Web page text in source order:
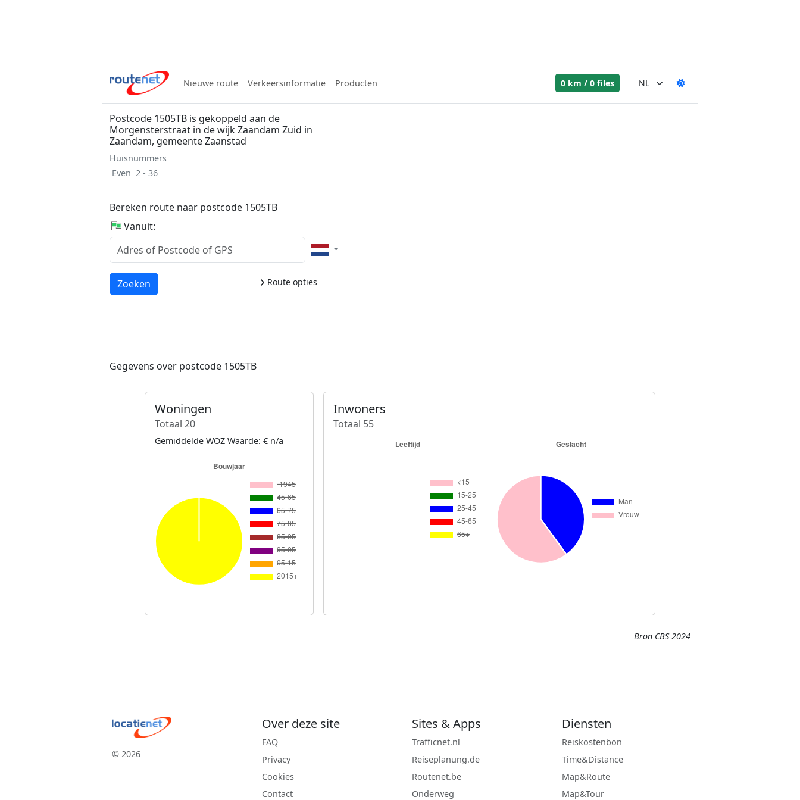
Nieuwe route Verkeersinformatie Producten 0 km / 0 files
Postcode 1505TB is gekoppeld aan de
Morgensterstraat in de wijk Zaandam Zuid in
Zaandam, gemeente Zaanstad
Huisnummers
Even 2 - 36
Bereken route naar postcode 1505TB
Vanuit:
Route opties
Laden...
Zoeken
Gegevens over postcode 1505TB
Woningen
Totaal 20
Gemiddelde WOZ Waarde: € n/a
Inwoners
Totaal 55
Bron CBS 2024
© 2026
Over deze site
FAQ
Privacy
Cookies
Contact
Sites & Apps
Trafficnet.nl
Reiseplanung.de
Routenet.be
Onderweg
Diensten
Reiskostenbon
Time&Distance
Map&Route
Map&Tour